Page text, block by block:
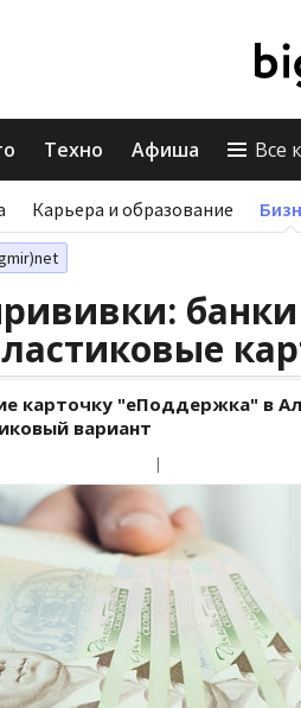
Техно Афиша Все
Карьера и образование
карточку "еПоддержка" в
вариант
|